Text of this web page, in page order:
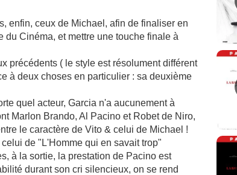
enfin, ceux de Michael, afin de finaliser en
Cinéma, et mettre une touche finale à
précédents ( le style est résolument différent
à deux choses en particulier : sa deuxième
quel acteur, Garcia n'a aucunement à
Marlon Brando, Al Pacino et Robet de Niro,
le caractère de Vito & celui de Michael !
de "L'Homme qui en savait trop"
à la sortie, la prestation de Pacino est
durant son cri silencieux, on se rend